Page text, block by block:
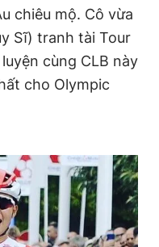
chiêu mộ. Cô vừa
Sĩ) tranh tài Tour
cùng CLB này
cho Olympic